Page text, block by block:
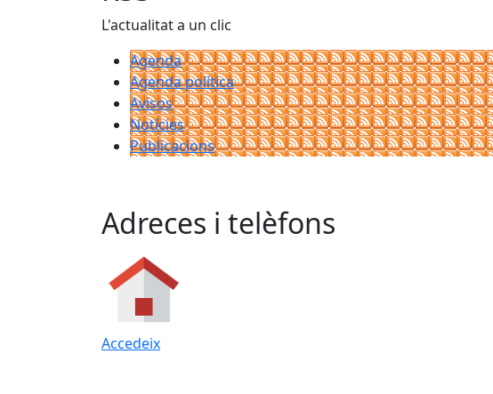
L'actualitat a un clic
Agenda
Agenda política
Avisos
Notícies
Publicacions
Adreces i telèfons
Accedeix